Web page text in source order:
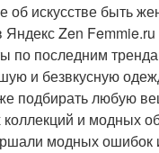
об искусстве быть
Zen
по последним
и безвкусную
подбирать любую
и модных
модных ошибок